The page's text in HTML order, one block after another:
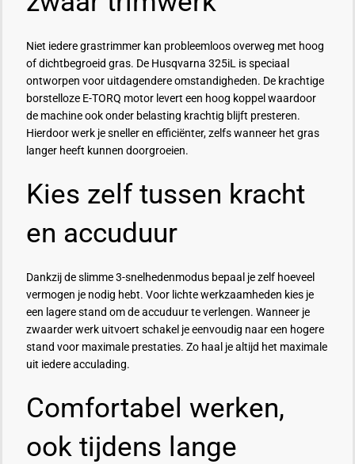
Niet iedere grastrimmer kan probleemloos overweg met hoog
of dichtbegroeid gras. De Husqvarna 325iL is speciaal
ontworpen voor uitdagendere omstandigheden. De krachtige
borstelloze E-TORQ motor levert een hoog koppel waardoor
de machine ook onder belasting krachtig blijft presteren.
Hierdoor werk je sneller en efficiënter, zelfs wanneer het gras
langer heeft kunnen doorgroeien.
Kies zelf tussen kracht
en accuduur
Dankzij de slimme 3-snelhedenmodus bepaal je zelf hoeveel
vermogen je nodig hebt. Voor lichte werkzaamheden kies je
een lagere stand om de accuduur te verlengen. Wanneer je
zwaarder werk uitvoert schakel je eenvoudig naar een hogere
stand voor maximale prestaties. Zo haal je altijd het maximale
uit iedere acculading.
Comfortabel werken,
ook tijdens lange